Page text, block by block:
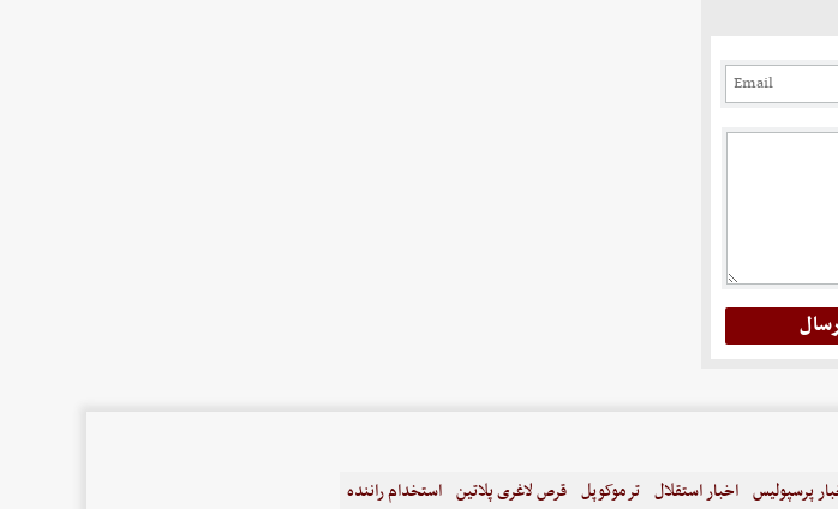
پرسپولیس اخبار استقلال ترموکوپل قرص لاغری پلاتین استخدام راننده